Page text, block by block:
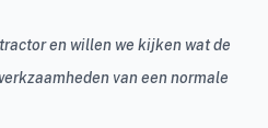
en willen we kijken wat de
van een normale